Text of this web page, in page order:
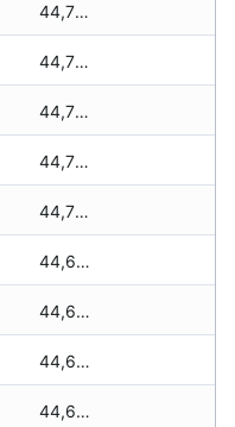
44,790 zł
44,790 zł
44,790 zł
44,720 zł
44,700 zł
44,680 zł
44,680 zł
44,675 zł
44,675 zł